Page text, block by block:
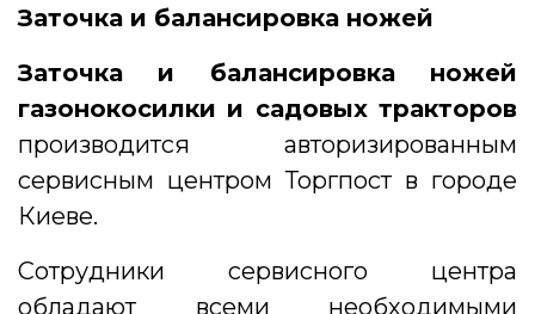
Заточка и балансировка ножей
Заточка и балансировка ножей
газонокосилки и садовых тракторов
производится авторизированным
сервисным центром Торгпост в городе
Киеве.
Сотрудники сервисного центра
обладают всеми необходимыми